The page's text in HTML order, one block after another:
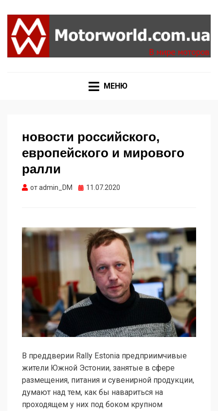
МЕНЮ
новости российского,
европейского и мирового
ралли
отadmin_DM Опубликовано
11.07.2020
В преддверии Rally Estonia предприимчивые
жители Южной Эстонии, занятые в сфере
размещения, питания и сувенирной продукции,
думают над тем, как бы навариться на
проходящем у них под боком крупном